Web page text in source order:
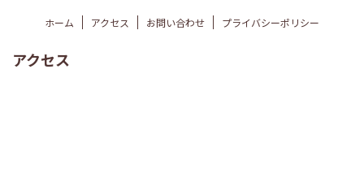
ホーム アクセス お問い合わせ プライバシーポリシー
アクセス